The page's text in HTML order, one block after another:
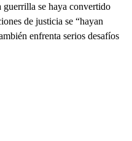
guerrilla se haya convertido
de justicia se “hayan
enfrenta serios desafíos